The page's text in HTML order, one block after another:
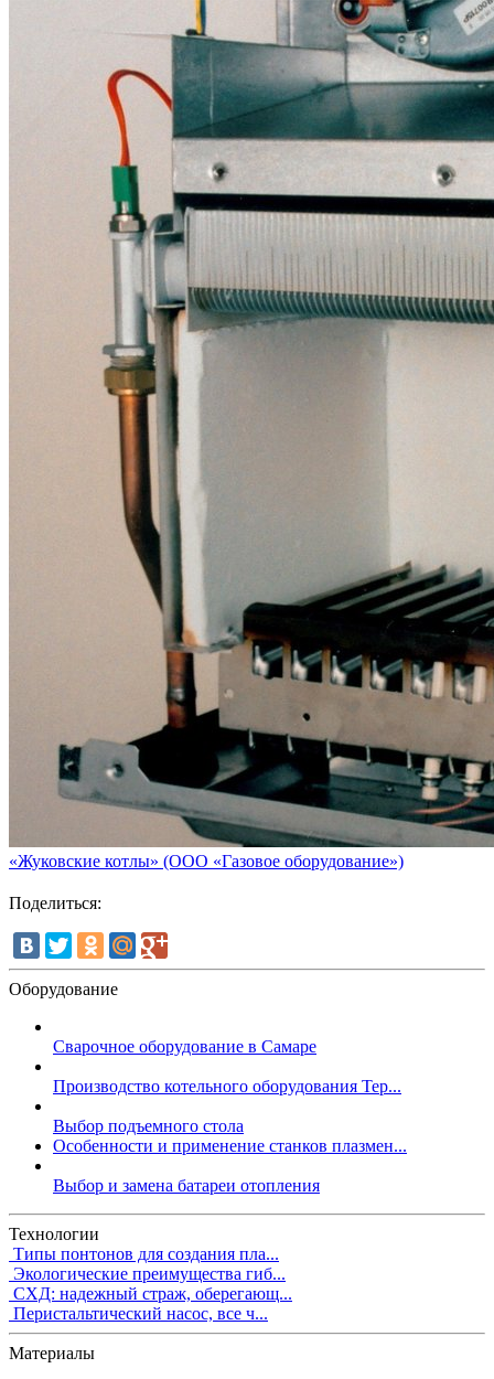
«Жуковские котлы» (ООО «Газовое оборудование»)
Поделиться:
Оборудование
Сварочное оборудование в Самаре
Производство котельного оборудования Тер...
Выбор подъемного стола
Особенности и применение станков плазмен...
Выбор и замена батареи отопления
Технологии
Типы понтонов для создания пла...
Экологические преимущества гиб...
СХД: надежный страж, оберегающ...
Перистальтический насос, все ч...
Материалы